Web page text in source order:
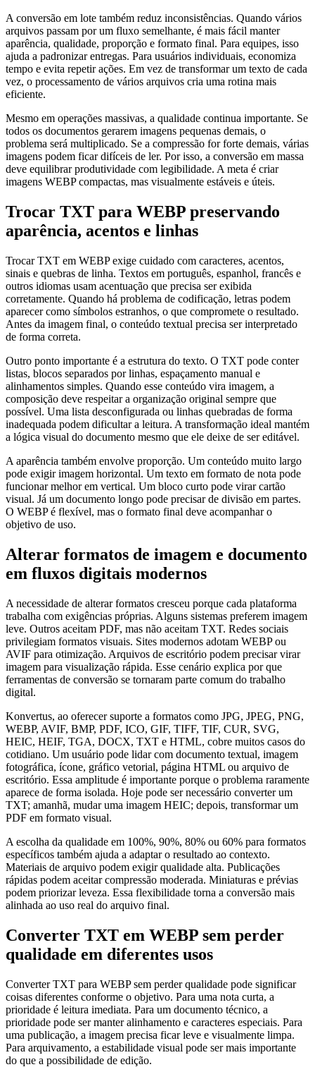
A conversão em lote também reduz inconsistências. Quando vários
arquivos passam por um fluxo semelhante, é mais fácil manter
aparência, qualidade, proporção e formato final. Para equipes, isso
ajuda a padronizar entregas. Para usuários individuais, economiza
tempo e evita repetir ações. Em vez de transformar um texto de cada
vez, o processamento de vários arquivos cria uma rotina mais
eficiente.
Mesmo em operações massivas, a qualidade continua importante. Se
todos os documentos gerarem imagens pequenas demais, o
problema será multiplicado. Se a compressão for forte demais, várias
imagens podem ficar difíceis de ler. Por isso, a conversão em massa
deve equilibrar produtividade com legibilidade. A meta é criar
imagens WEBP compactas, mas visualmente estáveis e úteis.
Trocar TXT para WEBP preservando
aparência, acentos e linhas
Trocar TXT em WEBP exige cuidado com caracteres, acentos,
sinais e quebras de linha. Textos em português, espanhol, francês e
outros idiomas usam acentuação que precisa ser exibida
corretamente. Quando há problema de codificação, letras podem
aparecer como símbolos estranhos, o que compromete o resultado.
Antes da imagem final, o conteúdo textual precisa ser interpretado
de forma correta.
Outro ponto importante é a estrutura do texto. O TXT pode conter
listas, blocos separados por linhas, espaçamento manual e
alinhamentos simples. Quando esse conteúdo vira imagem, a
composição deve respeitar a organização original sempre que
possível. Uma lista desconfigurada ou linhas quebradas de forma
inadequada podem dificultar a leitura. A transformação ideal mantém
a lógica visual do documento mesmo que ele deixe de ser editável.
A aparência também envolve proporção. Um conteúdo muito largo
pode exigir imagem horizontal. Um texto em formato de nota pode
funcionar melhor em vertical. Um bloco curto pode virar cartão
visual. Já um documento longo pode precisar de divisão em partes.
O WEBP é flexível, mas o formato final deve acompanhar o
objetivo de uso.
Alterar formatos de imagem e documento
em fluxos digitais modernos
A necessidade de alterar formatos cresceu porque cada plataforma
trabalha com exigências próprias. Alguns sistemas preferem imagem
leve. Outros aceitam PDF, mas não aceitam TXT. Redes sociais
privilegiam formatos visuais. Sites modernos adotam WEBP ou
AVIF para otimização. Arquivos de escritório podem precisar virar
imagem para visualização rápida. Esse cenário explica por que
ferramentas de conversão se tornaram parte comum do trabalho
digital.
Konvertus, ao oferecer suporte a formatos como JPG, JPEG, PNG,
WEBP, AVIF, BMP, PDF, ICO, GIF, TIFF, TIF, CUR, SVG,
HEIC, HEIF, TGA, DOCX, TXT e HTML, cobre muitos casos do
cotidiano. Um usuário pode lidar com documento textual, imagem
fotográfica, ícone, gráfico vetorial, página HTML ou arquivo de
escritório. Essa amplitude é importante porque o problema raramente
aparece de forma isolada. Hoje pode ser necessário converter um
TXT; amanhã, mudar uma imagem HEIC; depois, transformar um
PDF em formato visual.
A escolha da qualidade em 100%, 90%, 80% ou 60% para formatos
específicos também ajuda a adaptar o resultado ao contexto.
Materiais de arquivo podem exigir qualidade alta. Publicações
rápidas podem aceitar compressão moderada. Miniaturas e prévias
podem priorizar leveza. Essa flexibilidade torna a conversão mais
alinhada ao uso real do arquivo final.
Converter TXT em WEBP sem perder
qualidade em diferentes usos
Converter TXT para WEBP sem perder qualidade pode significar
coisas diferentes conforme o objetivo. Para uma nota curta, a
prioridade é leitura imediata. Para um documento técnico, a
prioridade pode ser manter alinhamento e caracteres especiais. Para
uma publicação, a imagem precisa ficar leve e visualmente limpa.
Para arquivamento, a estabilidade visual pode ser mais importante
do que a possibilidade de edição.